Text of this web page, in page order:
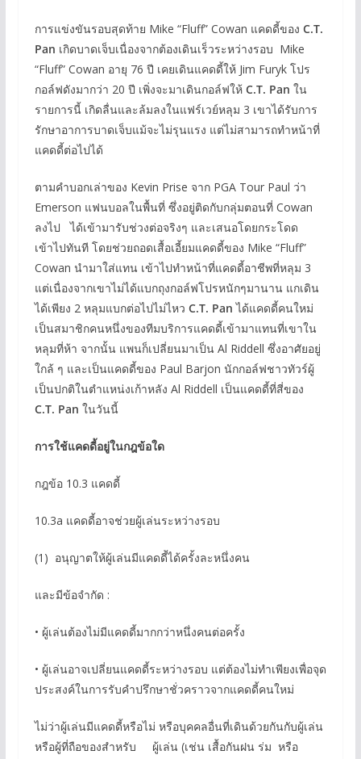
การแข่งขันรอบสุดท้าย Mike “Fluff” Cowan แคดดี้ของ C.T.
Pan เกิดบาดเจ็บเนื่องจากต้องเดินเร็วระหว่างรอบ Mike
“Fluff” Cowan อายุ 76 ปี เคยเดินแคดดี้ให้ Jim Furyk โปร
กอล์ฟดังมากว่า 20 ปี เพิ่งจะมาเดินกอล์ฟให้ C.T. Pan ใน
รายการนี้ เกิดลื่นและล้มลงในแฟร์เวย์หลุม 3 เขาได้รับการ
รักษาอาการบาดเจ็บแม้จะไม่รุนแรง แต่ไม่สามารถทำหน้าที่
แคดดี้ต่อไปได้
ตามคำบอกเล่าของ Kevin Prise จาก PGA Tour Paul ว่า
Emerson แฟนบอลในพื้นที่ ซึ่งอยู่ติดกับกลุ่มตอนที่ Cowan
ลงไป ได้เข้ามารับช่วงต่อจริงๆ และเสนอโดยกระโดด
เข้าไปทันที โดยช่วยถอดเสื้อเอี้ยมแคดดี้ของ Mike “Fluff”
Cowan นำมาใส่แทน เข้าไปทำหน้าที่แคดดี้อาชีพที่หลุม 3
แต่เนื่องจากเขาไม่ได้แบกถุงกอล์ฟโปรหนักๆมานาน แกเดิน
ได้เพียง 2 หลุมแบกต่อไปไม่ไหว C.T. Pan ได้แคดดี้คนใหม่
เป็นสมาชิกคนหนึ่งของทีมบริการแคดดี้เข้ามาแทนที่เขาใน
หลุมที่ห้า จากนั้น แพนก็เปลี่ยนมาเป็น Al Riddell ซึ่งอาศัยอยู่
ใกล้ ๆ และเป็นแคดดี้ของ Paul Barjon นักกอล์ฟชาวทัวร์ผู้
เป็นปกติในตำแหน่งเก้าหลัง Al Riddell เป็นแคดดี้ที่สี่ของ
C.T. Pan ในวันนี้
การใช้แคดดี้อยู่ในกฎข้อใด
กฎข้อ 10.3 แคดดี้
10.3a แคดดี้อาจช่วยผู้เล่นระหว่างรอบ
(1) อนุญาตให้ผู้เล่นมีแคดดี้ได้ครั้งละหนึ่งคน
และมีข้อจำกัด :
• ผู้เล่นต้องไม่มีแคดดี้มากกว่าหนึ่งคนต่อครั้ง
• ผู้เล่นอาจเปลี่ยนแคดดี้ระหว่างรอบ แต่ต้องไม่ทำเพียงเพื่อจุด
ประสงค์ในการรับคำปรึกษาชั่วคราวจากแคดดี้คนใหม่
ไม่ว่าผู้เล่นมีแคดดี้หรือไม่ หรือบุคคลอื่นที่เดินด้วยกันกับผู้เล่น
หรือผู้ที่ถือของสำหรับ ผู้เล่น (เช่น เสื้อกันฝน ร่ม หรือ